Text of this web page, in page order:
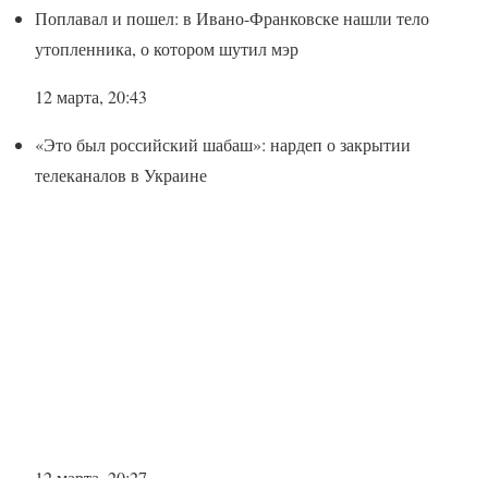
Поплавал и пошел: в Ивано-Франковске нашли тело
утопленника, о котором шутил мэр
12 марта, 20:43
«Это был российский шабаш»: нардеп о закрытии
телеканалов в Украине